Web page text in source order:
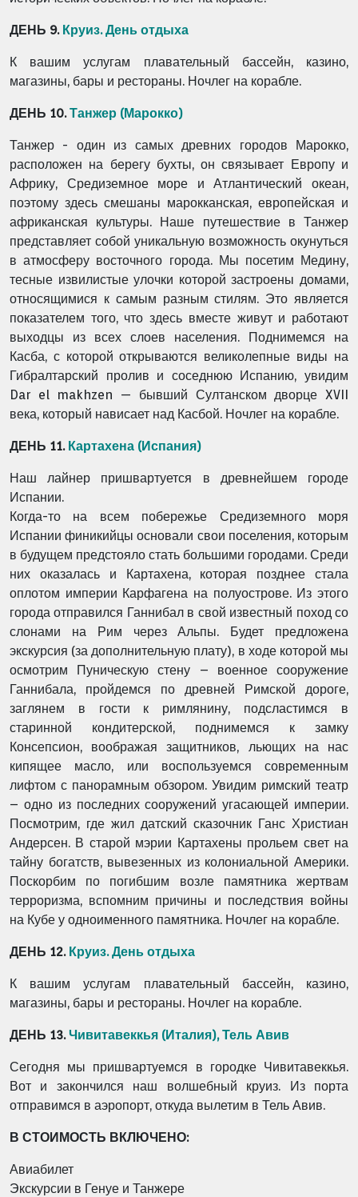
ДЕНЬ 9. Круиз. День отдыха
К вашим услугам плавательный бассейн, казино,
магазины, бары и рестораны. Ночлег на корабле.
ДЕНЬ 10.Танжер (Марокко)
Танжер - один из самых древних городов Марокко,
расположен на берегу бухты, он связывает Европу и
Африку, Средиземное море и Атлантический океан,
поэтому здесь смешаны марокканская, европейская и
африканская культуры. Наше путешествие в Танжер
представляет собой уникальную возможность окунуться
в атмосферу восточного города. Мы посетим Медину,
тесные извилистые улочки которой застроены домами,
относящимися к самым разным стилям. Это является
показателем того, что здесь вместе живут и работают
выходцы из всех слоев населения. Поднимемся на
Касба, с которой открываются великолепные виды на
Гибралтарский пролив и соседнюю Испанию, увидим
Dar el makhzen — бывший Султанском дворце XVII
века, который нависает над Касбой. Ночлег на корабле.
ДЕНЬ 11. Картахена (Испания)
Наш лайнер пришвартуется в древнейшем городе
Испании.
Когда-то на всем побережье Средиземного моря
Испании финикийцы основали свои поселения, которым
в будущем предстояло стать большими городами. Среди
них оказалась и Картахена, которая позднее стала
оплотом империи Карфагена на полуострове. Из этого
города отправился Ганнибал в свой известный поход со
слонами на Рим через Альпы. Будет предложена
экскурсия (за дополнительную плату), в ходе которой мы
осмотрим Пуническую стену – военное сооружение
Ганнибала, пройдемся по древней Римской дороге,
заглянем в гости к римлянину, подсластимся в
старинной кондитерской, поднимемся к замку
Консепсион, воображая защитников, льющих на нас
кипящее масло, или воспользуемся современным
лифтом с панорамным обзором. Увидим римский театр
– одно из последних сооружений угасающей империи.
Посмотрим, где жил датский сказочник Ганс Христиан
Андерсен. В старой мэрии Картахены прольем свет на
тайну богатств, вывезенных из колониальной Америки.
Поскорбим по погибшим возле памятника жертвам
терроризма, вспомним причины и последствия войны
на Кубе у одноименного памятника. Ночлег на корабле.
ДЕНЬ 12. Круиз. День отдыха
К вашим услугам плавательный бассейн, казино,
магазины, бары и рестораны. Ночлег на корабле.
ДЕНЬ 13.Чивитавеккья (Италия), Тель Авив
Сегодня мы пришвартуемся в городке Чивитавеккья.
Вот и закончился наш волшебный круиз. Из порта
отправимся в аэропорт, откуда вылетим в Тель Авив.
В СТОИМОСТЬ ВКЛЮЧЕНО:
Авиабилет
Экскурсии в Генуе и Танжере